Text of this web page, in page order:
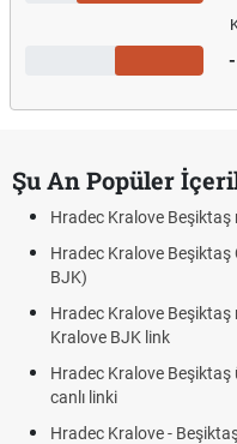
-
Şu An Popüler
Hradec Kralove Beşiktaş
Hradec Kralove Beşiktaş
BJK)
Hradec Kralove Beşiktaş
Kralove BJK link
Hradec Kralove Beşiktaş
canlı linki
Hradec Kralove -